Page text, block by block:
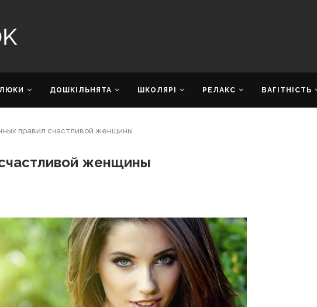
ДОШКІЛЬНЯТА ШКОЛЯРІ РЕЛАКС ВАГІТНІСТЬ
правил счастливой женщины
женщины